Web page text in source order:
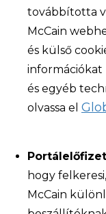
továbbította
McCain
és külső
információkat
és egyéb
olvassa el
hogy
McCain